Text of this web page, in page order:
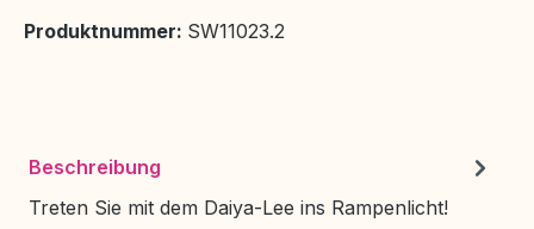
Produktnummer: SW11023.2
Beschreibung
Treten Sie mit dem Daiya-Lee ins Rampenlicht!